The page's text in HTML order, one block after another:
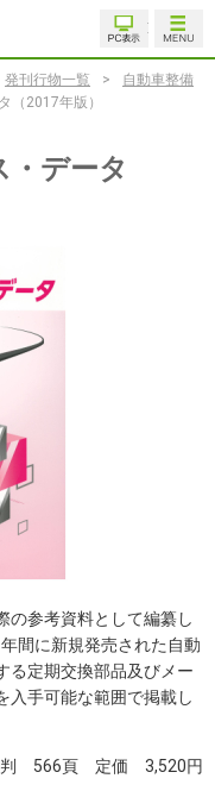
発刊行物一覧 >
自動車整備
（2017年版）
・データ
の参考資料として編纂し
間に新規発売された自動
る定期交換部品及びメー
入手可能な範囲で掲載し
判 566頁 定価 3,520円